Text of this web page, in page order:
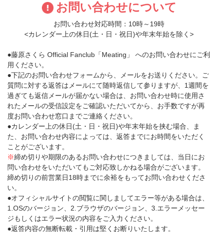
お問い合わせについて
お問い合わせ対応時間：10時～19時
<カレンダー上の休日(土・日・祝日)や年末年始を除く>
●藤原さくら Official Fanclub「Meating」 へのお問い合わせにご利
用ください。
●下記のお問い合わせフォームから、メールをお送りください。ご
質問に対する返答はメールにて随時返信して参りますが、1週間を
過ぎても返信メールが届かない場合は、お問い合わせ時に使用さ
れたメールの受信設定をご確認いただいてから、お手数ですが再
度お問い合わせ窓口までご連絡ください。
●カレンダー上の休日(土・日・祝日)や年末年始を挟む場合、ま
た、お問い合わせ内容によっては、返答までにお時間をいただく
ことがございます。
※締め切りや期限のあるお問い合わせにつきましては、当日にお
問い合わせをいただいてもご対応致しかねる場合がございます。
締め切りの前営業日18時までに余裕をもってお問い合わせくださ
い。
●オフィシャルサイトの閲覧に関しましてエラー等がある場合は、
1.OSのバージョン、2.ブラウザのバージョン、3.エラーメッセー
ジもしくはエラー状況の内容をご入力ください。
●返答内容の無断転載・引用は堅くお断りいたします。